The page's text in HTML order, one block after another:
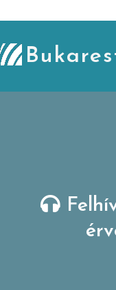
to
content